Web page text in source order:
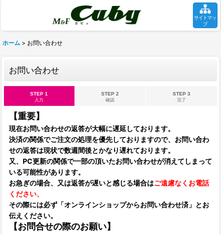
サイトマッ
プ
ホーム > お問い合わせ
お問い合わせ
STEP 1
入力
STEP 2
確認
STEP 3
完了
【重要】
現在お問い合わせの返答が大幅に遅延しております。
決済の関係でご注文の処理を優先しておりますので、お問い合わ
せの返答は現状で数週間後とかなり遅れております。
又、PC更新の関係で一部の頂いたお問い合わせが消えてしまって
いる可能性があります。
お急ぎの場合、又は返答が遅いと感じる場合はご遠慮なくお電話
ください、
その際には必ず「オンラインショップからお問い合わせ済」とお
伝えください。
【お問合せの際のお願い】